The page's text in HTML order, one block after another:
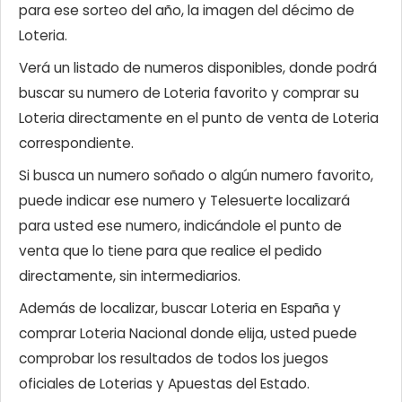
para ese sorteo del año, la imagen del décimo de
Loteria.
Verá un listado de numeros disponibles, donde podrá
buscar su numero de Loteria favorito y comprar su
Loteria directamente en el punto de venta de Loteria
correspondiente.
Si busca un numero soñado o algún numero favorito,
puede indicar ese numero y Telesuerte localizará
para usted ese numero, indicándole el punto de
venta que lo tiene para que realice el pedido
directamente, sin intermediarios.
Además de localizar, buscar Loteria en España y
comprar Loteria Nacional donde elija, usted puede
comprobar los resultados de todos los juegos
oficiales de Loterias y Apuestas del Estado.